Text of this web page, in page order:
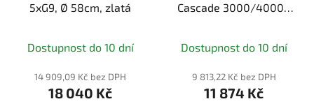
5xG9, Ø 58cm, zlatá
Dostupnost do 10 dní
14 909,09 Kč bez DPH
18 040 Kč
Cascade 3000/4000K
Dostupnost do 10 dní
9 813,22 Kč bez DPH
11 874 Kč